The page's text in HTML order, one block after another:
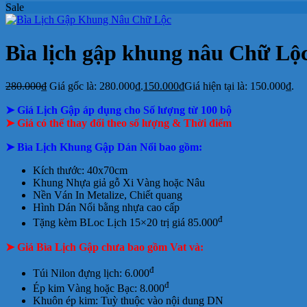
Sale
Bìa lịch gập khung nâu Chữ
280.000₫ Giá gốc là: 280.000₫.150.000₫Giá hiện tại là: 150.000₫.
➤ Giá Lịch Gập áp dụng cho Số lượng từ 100 bộ
➤ Giá có thể thay đổi theo số lượng & Thời điểm
➤ Bìa Lịch Khung Gập Dán Nổi bao gồm:
Kích thước: 40x70cm
Khung Nhựa giả gỗ Xi Vàng hoặc Nâu
Nền Ván In Metalize, Chiết quang
Hình Dán Nổi bằng nhựa cao cấp
Tặng kèm BLoc Lịch 15×20 trị giá 85.000đ
➤ Giá Bìa Lịch Gập chưa bao gồm Vat và:
Túi Nilon đựng lịch: 6.000đ
Ép kim Vàng hoặc Bạc: 8.000đ
Khuôn ép kim: Tuỳ thuộc vào nội dung DN